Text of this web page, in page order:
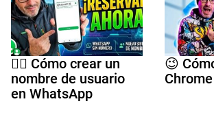
🕵️‍♀️ Cómo crear un
nombre de usuario
en WhatsApp
😉